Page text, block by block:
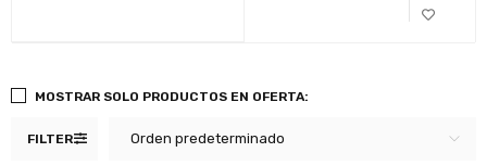
FILTER Orden predeterminado
MOSTRAR SOLO PRODUCTOS EN OFERTA: